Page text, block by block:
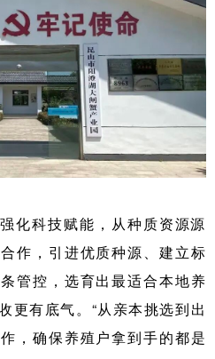
化科技赋能，从种质资源源
作，引进优质种源、建立标
管控，选育出最适合本地养
更有底气。“从亲本挑选到出
，确保养殖户拿到手的都是